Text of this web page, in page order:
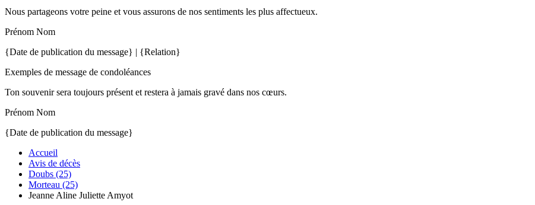
Nous partageons votre peine et vous assurons de nos sentiments les plus affectueux.
Prénom Nom
{Date de publication du message} | {Relation}
Exemples de message de condoléances
Ton souvenir sera toujours présent et restera à jamais gravé dans nos cœurs.
Prénom Nom
{Date de publication du message}
Accueil
Avis de décès
Doubs (25)
Morteau (25)
Jeanne Aline Juliette Amyot